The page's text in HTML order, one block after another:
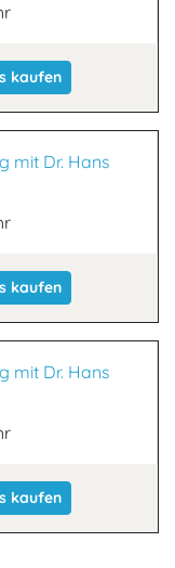
kaufen
mit Dr. Hans
kaufen
mit Dr. Hans
kaufen